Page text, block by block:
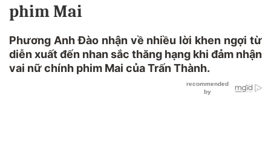
phim Mai
Phương Anh Đào nhận về nhiều lời khen ngợi từ
diễn xuất đến nhan sắc thăng hạng khi đảm nhận
vai nữ chính phim Mai của Trấn Thành.